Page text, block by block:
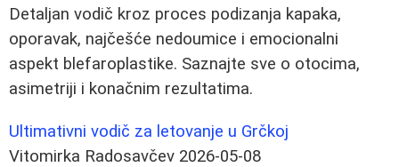
Detaljan vodič kroz proces podizanja kapaka,
oporavak, najčešće nedoumice i emocionalni
aspekt blefaroplastike. Saznajte sve o otocima,
asimetriji i konačnim rezultatima.
Ultimativni vodič za letovanje u Grčkoj
Vitomirka Radosavčev 2026-05-08